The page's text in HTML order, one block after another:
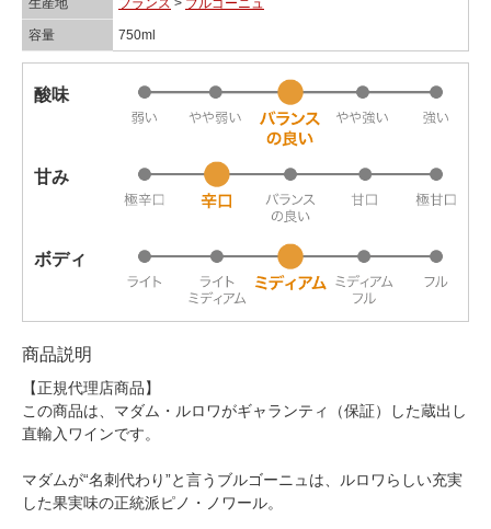
生産地 フランス > ブルゴーニュ
容量 750ml
酸味
甘み
ボディ
商品説明
【正規代理店商品】
この商品は、マダム・ルロワがギャランティ（保証）した蔵出し
直輸入ワインです。
マダムが“名刺代わり”と言うブルゴーニュは、ルロワらしい充実
した果実味の正統派ピノ・ノワール。